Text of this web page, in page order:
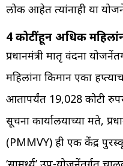
लोक आहेत त्यांनाही या
4 कोटींहून अधिक
प्रधानमंत्री मातृ वंदना
महिलांना किमान एका
आतापर्यंत 19,028 कोटी
सूचना कार्यालयाच्या मते,
(PMMVY) ही एक केंद्र